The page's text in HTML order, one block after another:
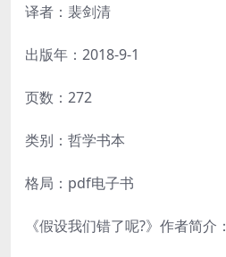
译者：裴剑清
出版年：2018-9-1
页数：272
类别：哲学书本
格局：pdf电子书
《假设我们错了呢?》作者简介：